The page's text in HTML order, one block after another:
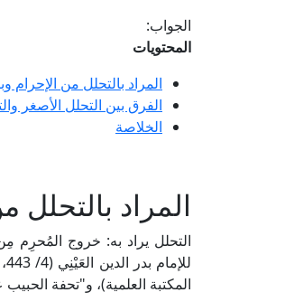
الجواب:
المحتويات
المراد بالتحلل من الإحرام
الفرق بين التحلل الأصغر
الخلاصة
المراد بالتحلل
التحلل يراد به: خروج المُحرِم
المكتبة العلمية)، و"تحفة الحبيب على